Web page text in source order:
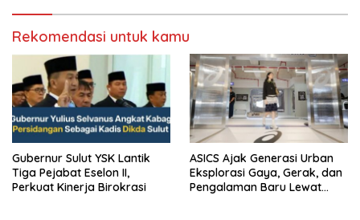
Rekomendasi untuk kamu
Gubernur Sulut YSK Lantik
Tiga Pejabat Eselon II,
Perkuat Kinerja Birokrasi
ASICS Ajak Generasi Urban
Eksplorasi Gaya, Gerak, dan
Pengalaman Baru Lewat